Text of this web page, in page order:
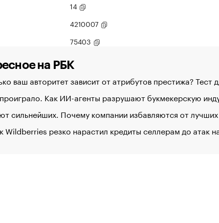
14
4210007
75403
на РБК
ваш авторитет зависит от атрибутов престижа? Тест
Как ИИ-агенты разрушают букмекерскую
сильнейших. Почему компании избавляются от лучших
Wildberries резко нарастил кредиты селлерам до атак